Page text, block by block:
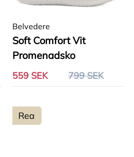
Belvedere
Soft Comfort Vit
Promenadsko
559 SEK 799 SEK
Rea